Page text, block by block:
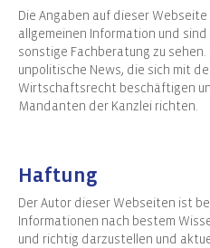
Die Angaben auf dieser
allgemeinen Information und
sonstige Fachberatung zu
unpolitische News, die sich mit
Wirtschaftsrecht beschäftigen
Mandanten der Kanzlei richten.
Haftung
Der Autor dieser Webseiten ist
Informationen nach bestem
und richtig darzustellen und